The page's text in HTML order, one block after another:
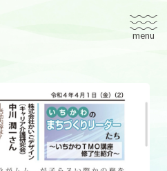
株式会社かいごデザイン